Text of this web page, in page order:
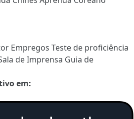
Empregos Teste de proficiência
de Imprensa Guia de
em: